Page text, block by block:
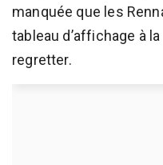
manquée que les
tableau d’affichage à
regretter.